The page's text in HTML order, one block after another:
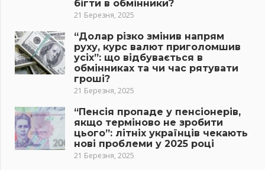
бігти в обмінники?
21 Березня, 2025
“Долар різко змінив напрям
руху, курс валют приголомшив
усіх”: що відбувається в
обмінниках та чи час рятувати
гроші?
21 Березня, 2025
“Пенсія пропаде у пенсіонерів,
якщо терміново не зробити
цього”: літніх українців чекають
нові проблеми у 2025 році
21 Березня, 2025